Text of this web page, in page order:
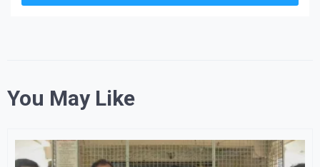
You May Like